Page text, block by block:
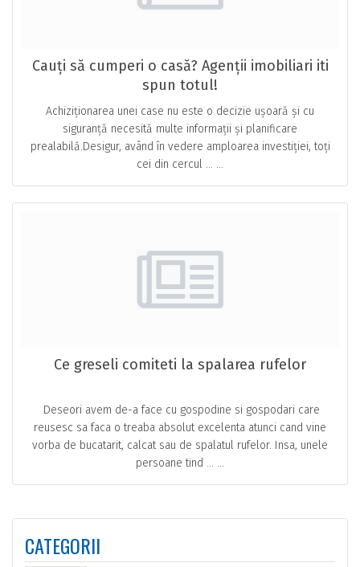
Cauți să cumperi o casă? Agenții imobiliari iti
spun totul!
Achiziționarea unei case nu este o decizie ușoară și cu
siguranță necesită multe informații și planificare
prealabilă.Desigur, având în vedere amploarea investiției, toți
cei din cercul … ...
Ce greseli comiteti la spalarea rufelor
Deseori avem de-a face cu gospodine si gospodari care
reusesc sa faca o treaba absolut excelenta atunci cand vine
vorba de bucatarit, calcat sau de spalatul rufelor. Insa, unele
persoane tind … ...
CATEGORII